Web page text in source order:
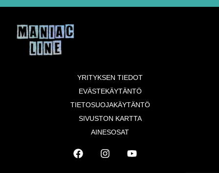
YRITYKSEN TIEDOT
EVÄSTEKÄYTÄNTÖ
TIETOSUOJAKÄYTÄNTÖ
SIVUSTON KARTTA
AINESOSAT